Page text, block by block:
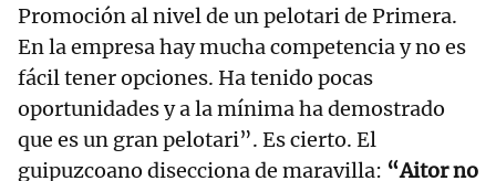
Promoción al nivel de un pelotari de Primera.
En la empresa hay mucha competencia y no es
fácil tener opciones. Ha tenido pocas
oportunidades y a la mínima ha demostrado
que es un gran pelotari”. Es cierto. El
guipuzcoano disecciona de maravilla: “Aitor no